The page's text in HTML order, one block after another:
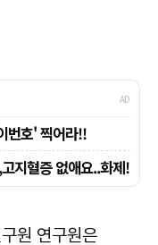
원 연구원은